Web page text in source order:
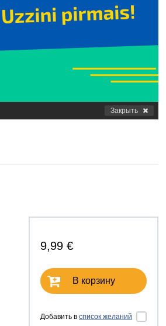
Закрыть
9,99 €
В корзину
Добавить в список желаний